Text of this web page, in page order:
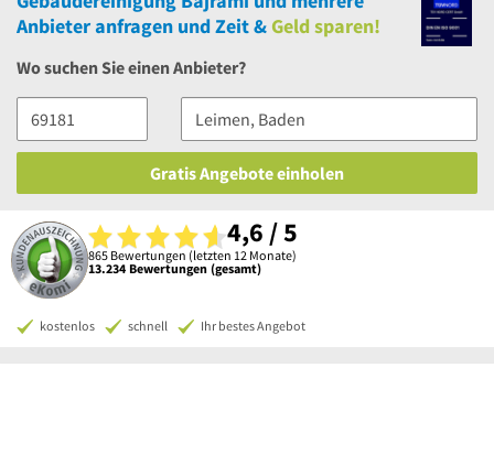
Anbieter anfragen und Zeit &Geld sparen!
Wo suchen Sie einen Anbieter?
Gratis Angebote einholen
4,6 / 5
865 Bewertungen (letzten 12 Monate)
13.234 Bewertungen (gesamt)
kostenlos schnell Ihr bestes Angebot